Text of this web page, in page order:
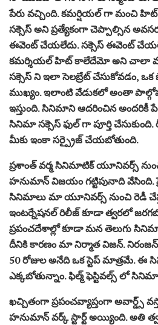
పేరు వచ్చింది. కమర్షియల్ గా మంచి
సక్సెస్ అని ప్రత్యేకంగా చెప్పాల్సిన
ఈవెంట్ చేయలేదు. సక్సెస్ ఈవెంట్
కమర్శియల్ హిట్ కాలేదేమో అని చాలా
సక్సెస్ ని ఇలా సెలబ్రేట్ చేసుకోవడం,
ముఖ్యం. ఇలాంటి వేడుకలో అంతా
ఇస్తుంది. సినిమాని ఆదరించిన అందరికీ
సినిమా సక్సెస్ ఫుల్ గా పూర్తి చేసుకుంది.
మీకు ఇంకా సర్ప్రైజ్ చేయబోతుంది.
ప్రశాంత్ వర్మ సినిమాటిక్ యూనివర్స్
హనుమాన్ విజయం గట్టిపునాది వేసింది.
సినిమాలు మా యూనివర్స్ నుంచి రెడీ
ఇంటర్నేషనల్ రిలీజ్ కూడా త్వరలో
ప్రపంచదేశాల్లో కూడా మన తెలుగు
దీనికి కారణం మా నిర్మాత విజన్.
50 రోజుల అనేది ఒక స్టెప్ మాత్రమే. ఈ
ఎక్కబోతున్నాం. ఫిల్మ్ ఫెస్టివల్స్ లో
ఖచ్చితంగా ప్రపంచవ్యాప్తంగా అవార్డ్స్
హనుమాన్ వర్క్ స్టార్ట్ అయ్యింది. అతి